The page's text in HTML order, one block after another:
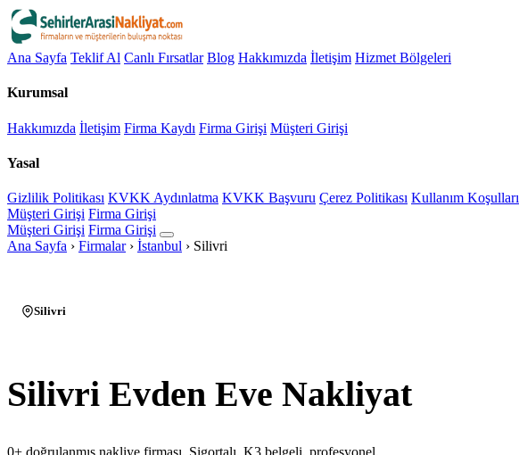
Ana Sayfa Teklif Al Canlı Fırsatlar Blog Hakkımızda İletişim Hizmet Bölgeleri
Kurumsal
Hakkımızda İletişim Firma Kaydı Firma Girişi Müşteri Girişi
Yasal
Gizlilik Politikası KVKK Aydınlatma KVKK Başvuru Çerez Politikası Kullanım Koşulları
Müşteri Girişi Firma Girişi
Müşteri Girişi Firma Girişi
Ana Sayfa › Firmalar › İstanbul › Silivri
Silivri
Silivri Evden Eve Nakliyat